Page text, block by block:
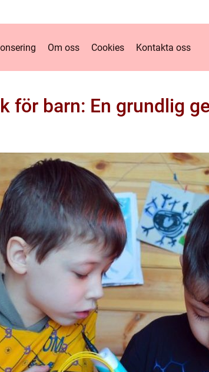
Om oss Cookies Kontakta oss
för barn: En grundlig